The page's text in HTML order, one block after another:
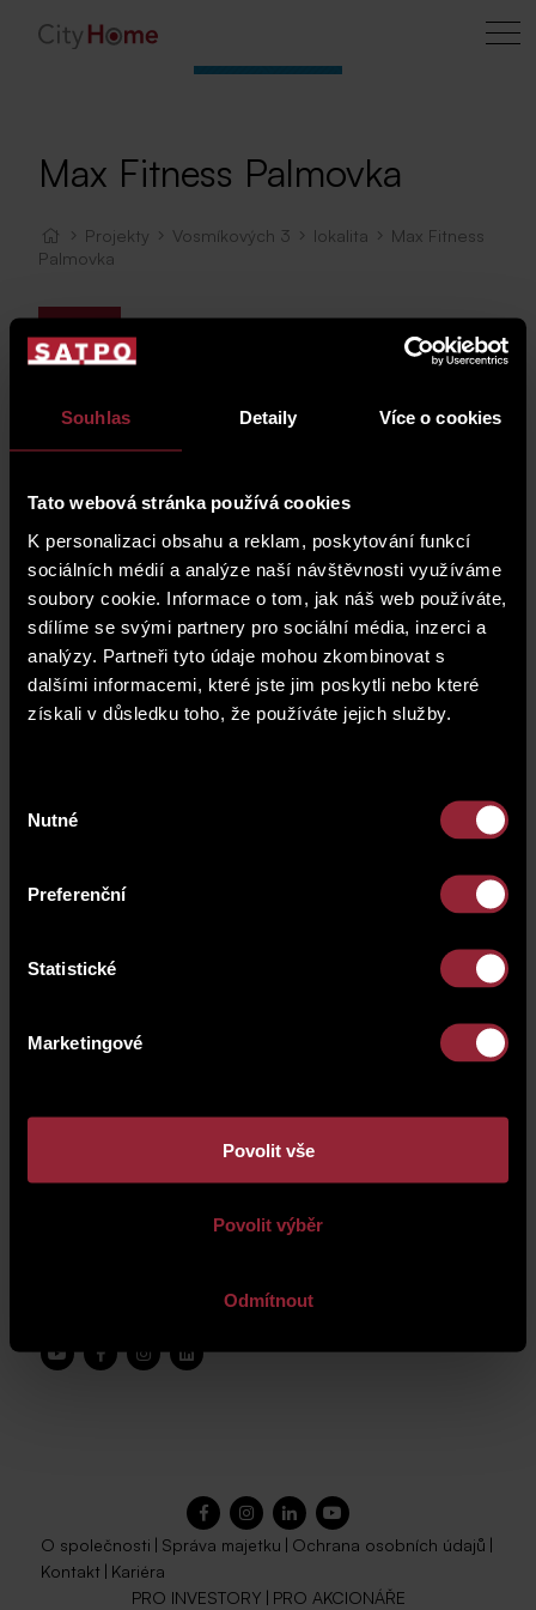
Souhlas Detaily Více o cookies
Tato webová stránka používá cookies
K personalizaci obsahu a reklam, poskytování funkcí
sociálních médií a analýze naší návštěvnosti využíváme
soubory cookie. Informace o tom, jak náš web používáte,
sdílíme se svými partnery pro sociální média, inzerci a
analýzy. Partneři tyto údaje mohou zkombinovat s
dalšími informacemi, které jste jim poskytli nebo které
získali v důsledku toho, že používáte jejich služby.
souhlasu
Nutné
Preferenční
Statistické
Marketingové
Povolit vše
Povolit výběr
Odmítnout
Max Fitness Palmovka
Projekty Vosmíkových 3 lokalita
Max Fitness
Palmovka
Mapa
Adresa
18000 Praha 8
O společnosti | Správa majetku | Ochrana osobních údajů |
Kontakt | Kariéra
PRO INVESTORY | PRO AKCIONÁŘE